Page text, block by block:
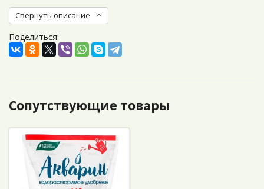
Свернуть описание
Поделиться:
Сопутствующие товары